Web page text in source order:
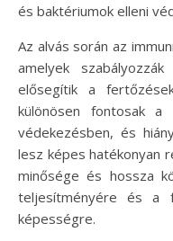
és baktériumok elleni
Az alvás során az
amelyek
elősegítik a
különösen fontosak
védekezésben, és
lesz képes hatékonyan
minősége és hossza
teljesítményére és a
képességre.